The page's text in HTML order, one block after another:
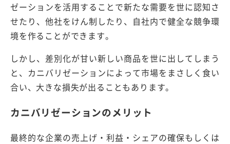
ゼーションを活用することで新たな需要を世に認知さ
せたり、他社をけん制したり、自社内で健全な競争環
境を作ることができます。
しかし、差別化が甘い新しい商品を世に出してしまう
と、カニバリゼーションによって市場をまさしく食い
合い、大きな損失が出ることもあります。
カニバリゼーションのメリット
最終的な企業の売上げ・利益・シェアの確保もしくは